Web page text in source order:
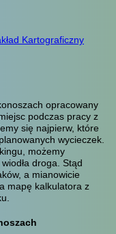
opracowany
podczas pracy z
się najpierw, które
wycieczek.
możemy
droga. Stąd
a mianowicie
mapę kalkulatora z